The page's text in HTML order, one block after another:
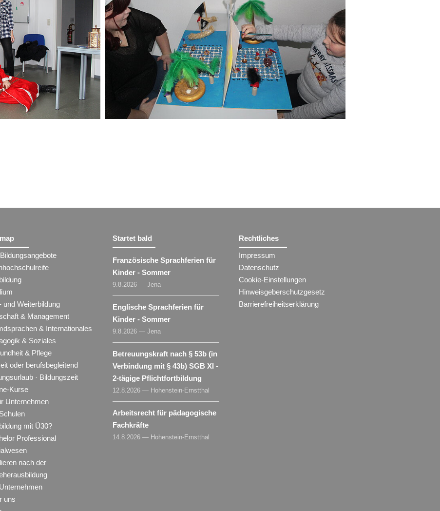
und Weiterbildung
& Management
& Internationales
& Soziales
& Pflege
oder berufsbegleitend
· Bildungszeit
Kurse
Unternehmen
mit Ü30?
Professional
nach der
uns
Startet bald
Französische Sprachferien für
Kinder - Sommer
9.8.2026 — Jena
Englische Sprachferien für
Kinder - Sommer
9.8.2026 — Jena
Betreuungskraft nach § 53b (in
Verbindung mit § 43b) SGB XI -
2-tägige Pflichtfortbildung
12.8.2026 — Hohenstein-Ernstthal
Arbeitsrecht für pädagogische
Fachkräfte
14.8.2026 — Hohenstein-Ernstthal
Rechtliches
Impressum
Datenschutz
Cookie-Einstellungen
Hinweisgeberschutzgesetz
Barrierefreiheitserklärung